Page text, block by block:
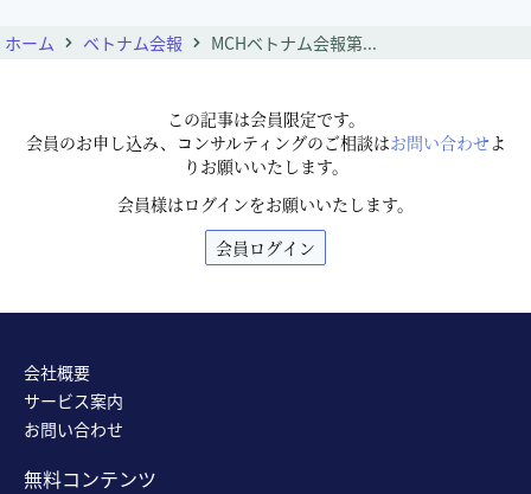
ホーム ベトナム会報 MCHベトナム会報第...
この記事は会員限定です。
会員のお申し込み、コンサルティングのご相談はお問い合わせよ
りお願いいたします。
会員様はログインをお願いいたします。
会員ログイン
会社概要
サービス案内
お問い合わせ
無料コンテンツ